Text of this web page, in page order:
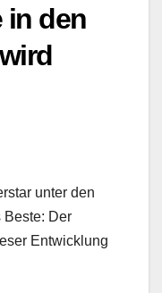
in den
unter den
Beste: Der
Entwicklung